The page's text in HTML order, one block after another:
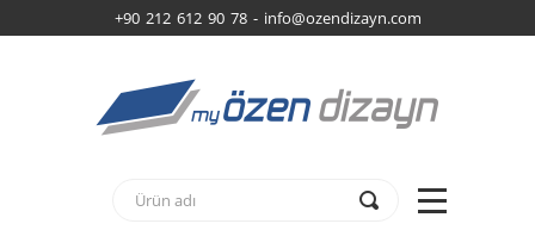
+90 212 612 90 78 - info@ozendizayn.com